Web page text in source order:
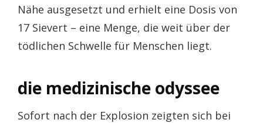
Nähe ausgesetzt und erhielt eine Dosis von
17 Sievert – eine Menge, die weit über der
tödlichen Schwelle für Menschen liegt.
die medizinische odyssee
Sofort nach der Explosion zeigten sich bei